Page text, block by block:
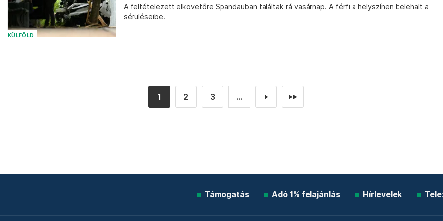
KÜLFÖLD
A feltételezett elkövetőre Spandauban találtak rá vasárnap. A férfi a helyszínen belehalt a
sérüléseibe.
1 2 3 ... ► ►►
Támogatás Adó 1% felajánlás Hírlevelek